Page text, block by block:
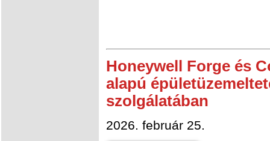
Honeywell Forge és
alapú
szolgálatában
2026. február 25.